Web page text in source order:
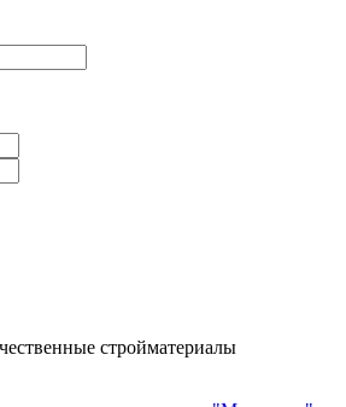
стройматериалы